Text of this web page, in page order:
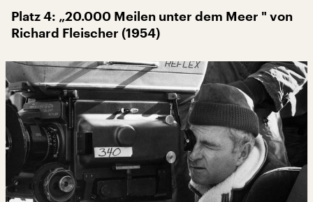
Platz 4: „20.000 Meilen unter dem Meer " von
Richard Fleischer (1954)